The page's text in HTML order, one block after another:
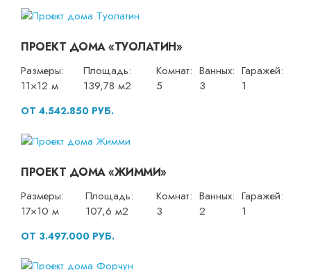
ПРОЕКТ ДОМА «ТУОЛАТИН»
Размеры:
11×12 м
Площадь:
139,78 м2
Комнат:
5
Ванных:
3
Гаражей:
1
ОТ 4.542.850 РУБ.
ПРОЕКТ ДОМА «ЖИММИ»
Размеры:
17×10 м
Площадь:
107,6 м2
Комнат:
3
Ванных:
2
Гаражей:
1
ОТ 3.497.000 РУБ.